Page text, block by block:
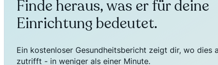
Finde heraus, was er für deine
Einrichtung bedeutet.
Ein kostenloser Gesundheitsbericht zeigt dir, wo dies
zutrifft - in weniger als einer Minute.